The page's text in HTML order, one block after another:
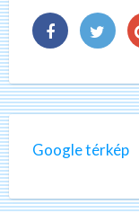
Google térkép